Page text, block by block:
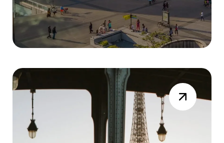
DYNAMICS DAYS
Résumé Vidéo de la session du 19 mai
2026
Lire la suite